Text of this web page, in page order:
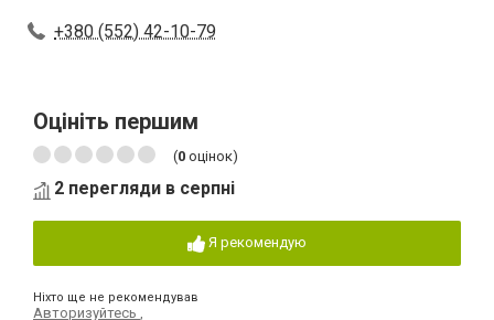
+380 (552) 42-10-79
Оцініть першим
(0 оцінок)
2 перегляди в серпні
Я рекомендую
Ніхто ще не рекомендував
Авторизуйтесь